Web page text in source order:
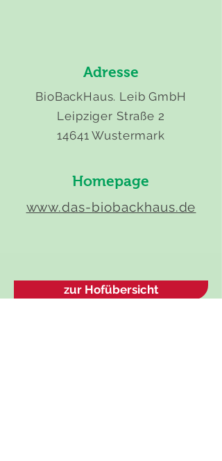
Adresse
BioBackHaus. Leib GmbH
Leipziger Straße 2
14641 Wustermark
Homepage
www.das-biobackhaus.de
zur Hofübersicht